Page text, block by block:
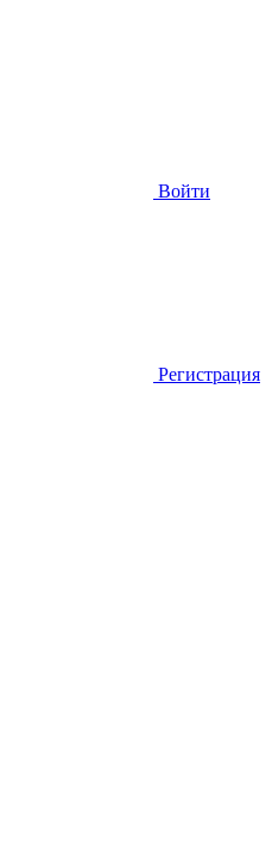
Войти
Регистрация